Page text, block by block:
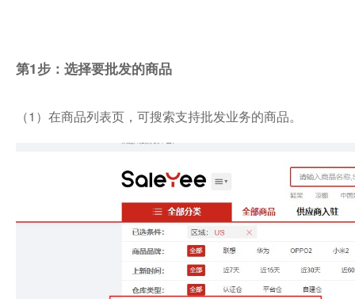
第1步：选择要批发的商品
（1）在商品列表页，可搜索支持批发业务的商品。